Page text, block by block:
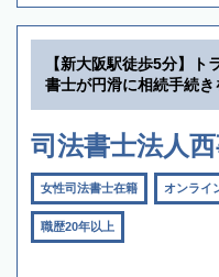
【新大阪駅徒歩5分】
書士が円滑に相続手続き
司法書士法人
女性司法書士在籍 オンライ
職歴20年以上